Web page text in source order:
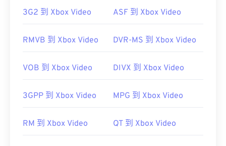
https://en.wikipedia.org/wiki/MPEG-1
3G2 到 Xbox Video ASF 到 Xbox Video
RMVB 到 Xbox Video DVR-MS 到 Xbox Video
VOB 到 Xbox Video DIVX 到 Xbox Video
3GPP 到 Xbox Video MPG 到 Xbox Video
RM 到 Xbox Video QT 到 Xbox Video